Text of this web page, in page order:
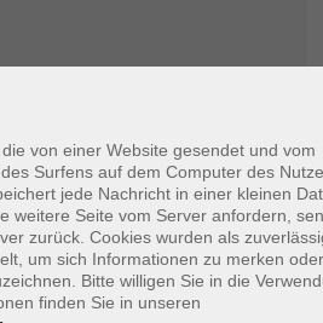
zur Ruhe zu
leicht zu
Leib erfahren werden.
lernen durch
wirkt ganz einfach und
von einer Website gesendet und vom
Surfens auf dem Computer des
jede Nachricht in einer kleinen
weitere Seite vom Server anfordern,
zurück. Cookies wurden als
um sich Informationen zu merken
Bitte willigen Sie in die
finden Sie in unseren